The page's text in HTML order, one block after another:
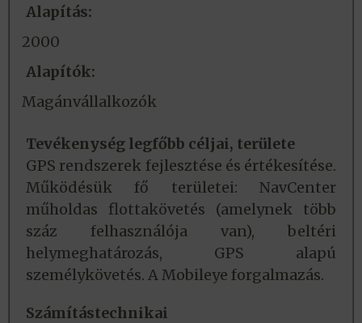
Alapítás:
2000
Alapítók:
Magánvállalkozók
Tevékenység legfőbb céljai, területe
GPS rendszerek fejlesztése és értékesítése.
Működésük fő területei: NavCenter
műholdas flottakövetés (amelynek több
száz felhasználója van), beltéri
helymeghatározás, GPS alapú
személykövetés. A Mobileye forgalmazás.
Számítástechnikai